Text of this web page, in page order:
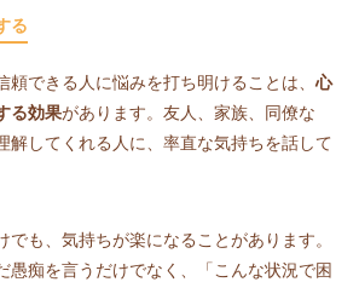
る
頼できる人に悩みを打ち明けることは、 心
る効果があります。友人、家族、同僚な
解してくれる人に、率直な気持ちを話して
でも、気持ちが楽になることがあります。
愚痴を言うだけでなく、「こんな状況で困